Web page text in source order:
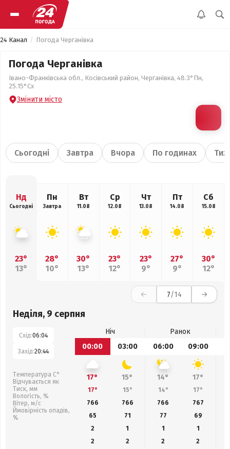
24 Канал Погода Черганівка
Погода Черганівка
Івано-Франківська обл., Косівський район, Черганівка, 48.3°Пн,
25.15°Сх
Змінити місто
Сьогодні Завтра Вчора По годинах
Нд
Сьогодні
23°
13°
Пн
Завтра
28°
10°
Вт
11.08
30°
13°
Ср
12.08
23°
12°
Чт
13.08
23°
9°
Пт
14.08
27°
9°
Сб
15.08
30°
12°
7/14
Неділя, 9 серпня
Схід:06:04
Захід:20:44
Температура С°
Відчувається як
Тиск, мм
Вологість, %
Вітер, м/с
Ймовірність опадів,
%
Ніч
Ранок
00:00
03:00 06:00 09:00
17° 15° 14° 17°
17° 15° 14° 17°
766
766 766 767
65
71 77 69
2
1 1
1
2
2 2 2